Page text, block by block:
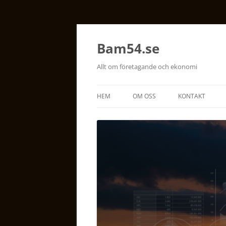
Bam54.se
Allt om företagande och ekonomi
HEM OM OSS KONTAKT